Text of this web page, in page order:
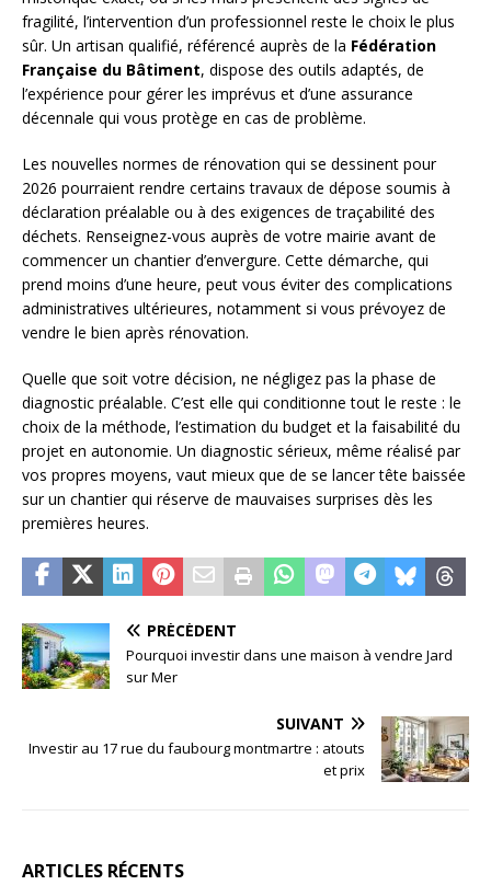
fragilité, l’intervention d’un professionnel reste le choix le plus
sûr. Un artisan qualifié, référencé auprès de la Fédération
Française du Bâtiment, dispose des outils adaptés, de
l’expérience pour gérer les imprévus et d’une assurance
décennale qui vous protège en cas de problème.
Les nouvelles normes de rénovation qui se dessinent pour
2026 pourraient rendre certains travaux de dépose soumis à
déclaration préalable ou à des exigences de traçabilité des
déchets. Renseignez-vous auprès de votre mairie avant de
commencer un chantier d’envergure. Cette démarche, qui
prend moins d’une heure, peut vous éviter des complications
administratives ultérieures, notamment si vous prévoyez de
vendre le bien après rénovation.
Quelle que soit votre décision, ne négligez pas la phase de
diagnostic préalable. C’est elle qui conditionne tout le reste : le
choix de la méthode, l’estimation du budget et la faisabilité du
projet en autonomie. Un diagnostic sérieux, même réalisé par
vos propres moyens, vaut mieux que de se lancer tête baissée
sur un chantier qui réserve de mauvaises surprises dès les
premières heures.
PRÉCÉDENT
Pourquoi investir dans une maison à vendre Jard
sur Mer
SUIVANT
Investir au 17 rue du faubourg montmartre : atouts
et prix
ARTICLES RÉCENTS